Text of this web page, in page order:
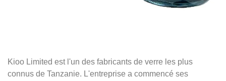
Kioo Limited est l'un des fabricants de verre les plus
connus de Tanzanie. L'entreprise a commencé ses